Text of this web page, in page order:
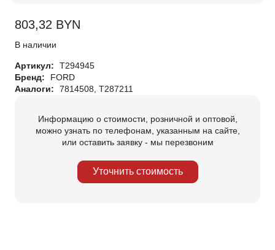
803,32 BYN
В наличии
Артикул:
T294945
Бренд:
FORD
Аналоги:
7814508, T287211
Информацию о стоимости, розничной и оптовой,
можно узнать по телефонам, указанным на сайте,
или оставить заявку - мы перезвоним
Уточнить стоимость